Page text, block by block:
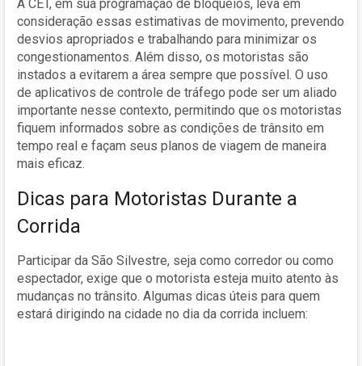
A CET, em sua programação de bloqueios, leva em
consideração essas estimativas de movimento, prevendo
desvios apropriados e trabalhando para minimizar os
congestionamentos. Além disso, os motoristas são
instados a evitarem a área sempre que possível. O uso
de aplicativos de controle de tráfego pode ser um aliado
importante nesse contexto, permitindo que os motoristas
fiquem informados sobre as condições de trânsito em
tempo real e façam seus planos de viagem de maneira
mais eficaz.
Dicas para Motoristas Durante a
Corrida
Participar da São Silvestre, seja como corredor ou como
espectador, exige que o motorista esteja muito atento às
mudanças no trânsito. Algumas dicas úteis para quem
estará dirigindo na cidade no dia da corrida incluem: